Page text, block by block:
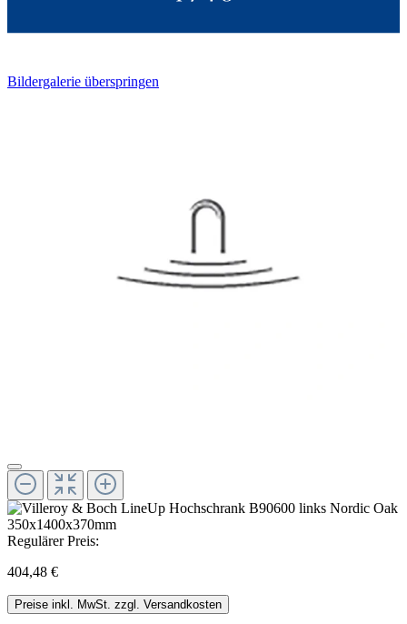
Bildergalerie überspringen
Regulärer Preis:
404,48 €
Preise inkl. MwSt. zzgl. Versandkosten